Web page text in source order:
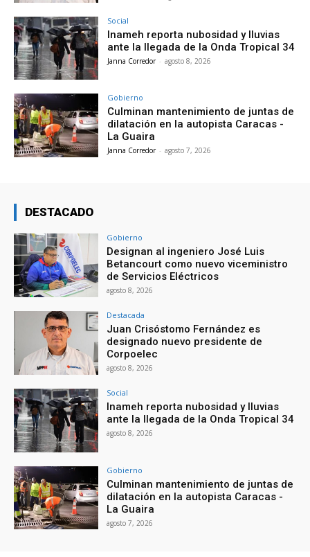
Social
Inameh reporta nubosidad y lluvias
ante la llegada de la Onda Tropical 34
Janna Corredor - agosto 8, 2026
Gobierno
Culminan mantenimiento de juntas de
dilatación en la autopista Caracas -
La Guaira
Janna Corredor - agosto 7, 2026
DESTACADO
Gobierno
Designan al ingeniero José Luis
Betancourt como nuevo viceministro
de Servicios Eléctricos
agosto 8, 2026
Destacada
Juan Crisóstomo Fernández es
designado nuevo presidente de
Corpoelec
agosto 8, 2026
Social
Inameh reporta nubosidad y lluvias
ante la llegada de la Onda Tropical 34
agosto 8, 2026
Gobierno
Culminan mantenimiento de juntas de
dilatación en la autopista Caracas -
La Guaira
agosto 7, 2026